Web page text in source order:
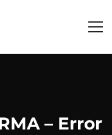
– Error